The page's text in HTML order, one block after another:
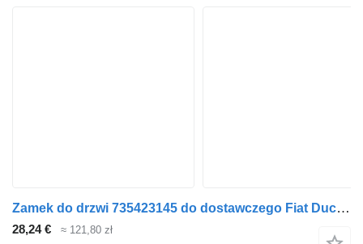
Zamek do drzwi 735423145 do dostawczego Fiat Ducato
28,24 € ≈ 121,80 zł